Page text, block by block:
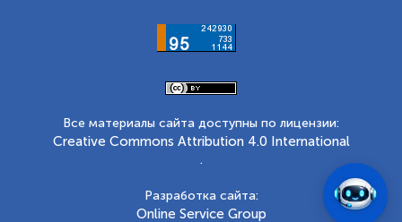
Все материалы сайта доступны по лицензии:
Creative Commons Attribution 4.0 International
.
Разработка сайта:
Online Service Group